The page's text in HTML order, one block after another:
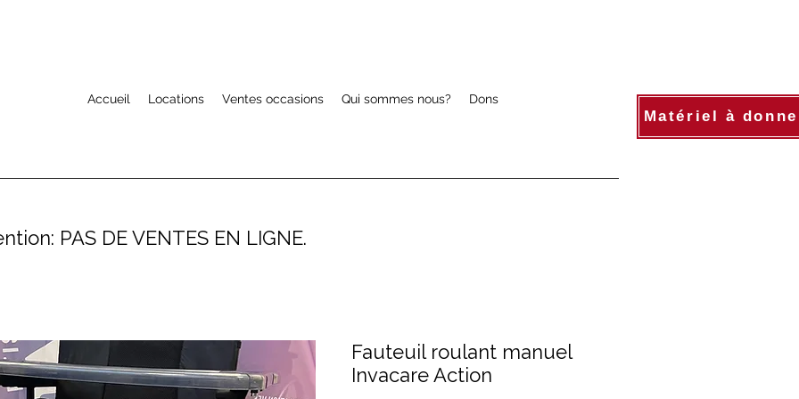
Accueil Locations Ventes occasions Qui sommes nous? Dons
Matériel à
PAS DE VENTES EN LIGNE.
Fauteuil roulant manuel
Invacare Action